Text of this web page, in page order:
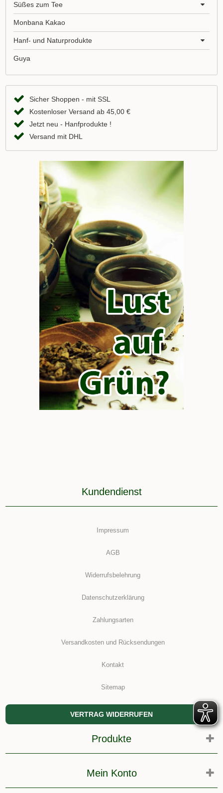
Süßes zum Tee
Monbana Kakao
Hanf- und Naturprodukte
Guya
Sicher Shoppen - mit SSL
Kostenloser Versand ab 45,00 €
Jetzt neu - Hanfprodukte !
Versand mit DHL
Kundendienst
Impressum
AGB
Widerrufsbelehrung
Datenschutzerklärung
Zahlungsarten
Versandkosten und Rücksendungen
Kontakt
Sitemap
VERTRAG WIDERRUFEN
Produkte
Mein Konto